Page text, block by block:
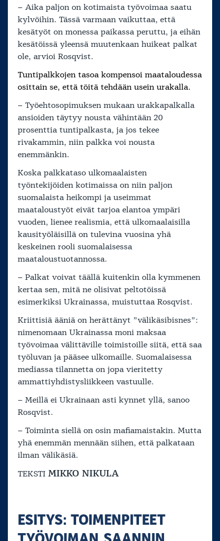
– Aika paljon on kotimaista työvoimaa saatu
kylvöihin. Tässä varmaan vaikuttaa, että
kesätyöt on monessa paikassa peruttu, ja eihän
kesätöissä yleensä muutenkaan huikeat palkat
ole, arvioi Rosqvist.
Tuntipalkkojen tasoa kompensoi maataloudessa
osittain se, että töitä tehdään usein urakalla.
– Työehtosopimuksen mukaan urakkapalkalla
ansioiden täytyy nousta vähintään 20
prosenttia tuntipalkasta, ja jos tekee
rivakammin, niin palkka voi nousta
enemmänkin.
Koska palkkataso ulkomaalaisten
työntekijöiden kotimaissa on niin paljon
suomalaista heikompi ja useimmat
maataloustyöt eivät tarjoa elantoa ympäri
vuoden, lienee realismia, että ulkomaalaisilla
kausityöläisillä on tulevina vuosina yhä
keskeinen rooli suomalaisessa
maataloustuotannossa.
– Palkat voivat täällä kuitenkin olla kymmenen
kertaa sen, mitä ne olisivat peltotöissä
esimerkiksi Ukrainassa, muistuttaa Rosqvist.
Kriittisiä ääniä on herättänyt ”välikäsibisnes”:
nimenomaan Ukrainassa moni maksaa
työvoimaa välittäville toimistoille siitä, että saa
työluvan ja pääsee ulkomaille. Suomalaisessa
mediassa tilannetta on jopa vieritetty
ammattiyhdistysliikkeen vastuulle.
– Meillä ei Ukrainaan asti kynnet yllä, sanoo
Rosqvist.
– Toiminta siellä on osin mafiamaistakin. Mutta
yhä enemmän mennään siihen, että palkataan
ilman välikäsiä.
TEKSTI MIKKO NIKULA
ESITYS: TOIMENPITEET